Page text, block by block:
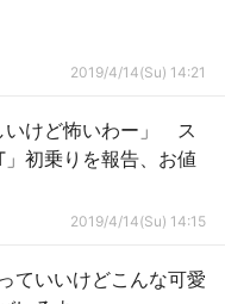
2019/4/14(Su) 14:21
いけど怖いわー」 ス
初乗りを報告、お値
2019/4/14(Su) 14:15
ていいけどこんな可愛